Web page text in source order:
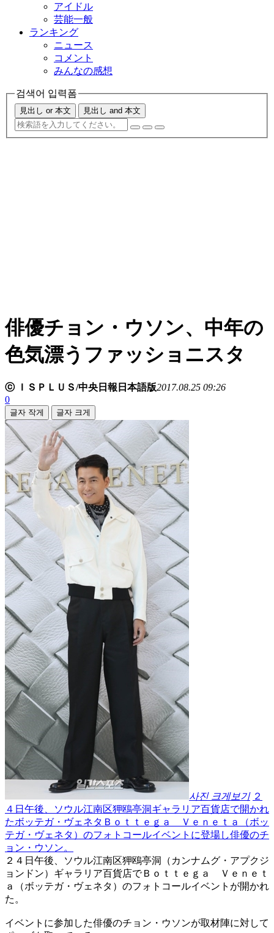
アイドル
芸能一般
ランキング
ニュース
コメント
みんなの感想
검색어 입력폼
見出し or 本文 見出し and 本文
俳優チョン・ウソン、中年の
色気漂うファッショニスタ
ⓒ ＩＳＰＬＵＳ/中央日報日本語版2017.08.25 09:26
0
글자 작게 글자 크게
사진 크게보기 ２
４日午後、ソウル江南区狎鴎亭洞ギャラリア百貨店で開かれ
たボッテガ・ヴェネタＢｏｔｔｅｇａ Ｖｅｎｅｔａ（ボッ
テガ・ヴェネタ）のフォトコールイベントに登場し俳優のチ
ョン・ウソン。
２４日午後、ソウル江南区狎鴎亭洞（カンナムグ・アプクジ
ョンドン）ギャラリア百貨店でＢｏｔｔｅｇａ Ｖｅｎｅｔ
ａ（ボッテガ・ヴェネタ）のフォトコールイベントが開かれ
た。
イベントに参加した俳優のチョン・ウソンが取材陣に対して